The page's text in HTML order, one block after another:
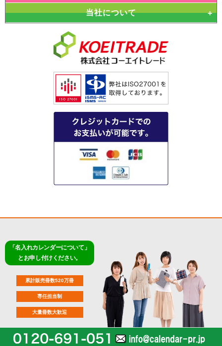
当社について
「名入れカレンダーについて」
とお申し付けください。
累計販売冊数520万冊
専任担当制
大量冊数大歓迎